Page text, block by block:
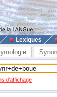
Lexiques
d'affichage